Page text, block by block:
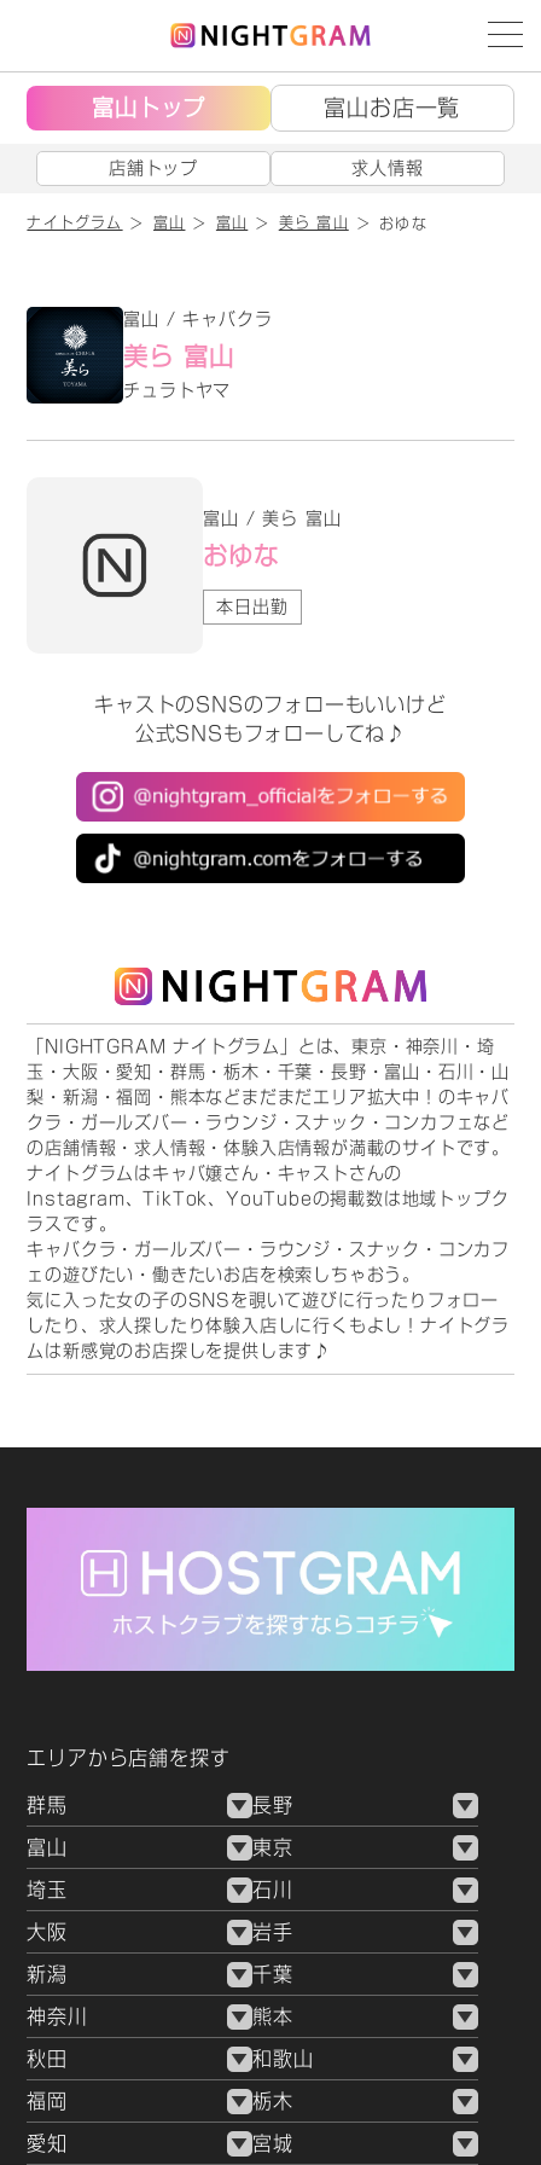
富山トップ 富山お店一覧
店舗トップ 求人情報
ナイトグラム 富山 富山 美ら 富山 おゆな
富山 / キャバクラ
美ら 富山
チュラトヤマ
富山 / 美ら 富山
おゆな
本日出勤
キャストのSNSのフォローもいいけど
公式SNSもフォローしてね♪
「NIGHTGRAM ナイトグラム」とは、東京・神奈川・埼
玉・大阪・愛知・群馬・栃木・千葉・長野・富山・石川・山
梨・新潟・福岡・熊本などまだまだエリア拡大中！のキャバ
クラ・ガールズバー・ラウンジ・スナック・コンカフェなど
の店舗情報・求人情報・体験入店情報が満載のサイトです。
ナイトグラムはキャバ嬢さん・キャストさんの
Instagram、TikTok、YouTubeの掲載数は地域トップク
ラスです。
キャバクラ・ガールズバー・ラウンジ・スナック・コンカフ
ェの遊びたい・働きたいお店を検索しちゃおう。
気に入った女の子のSNSを覗いて遊びに行ったりフォロー
したり、求人探したり体験入店しに行くもよし！ナイトグラ
ムは新感覚のお店探しを提供します♪
エリアから店舗を探す
群馬 長野
富山 東京
埼玉 石川
大阪 岩手
新潟 千葉
神奈川 熊本
秋田 和歌山
福岡 栃木
愛知 宮城